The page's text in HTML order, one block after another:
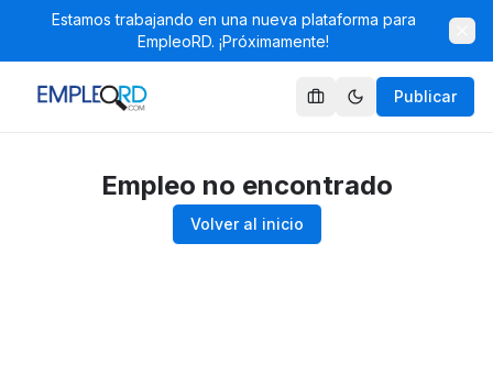
Estamos trabajando en una nueva plataforma para
EmpleoRD. ¡Próximamente!
Publicar
Empleo no encontrado
Volver al inicio